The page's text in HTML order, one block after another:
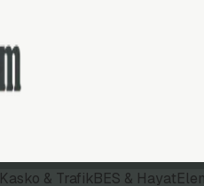
Kasko & TrafikBES & Hayat